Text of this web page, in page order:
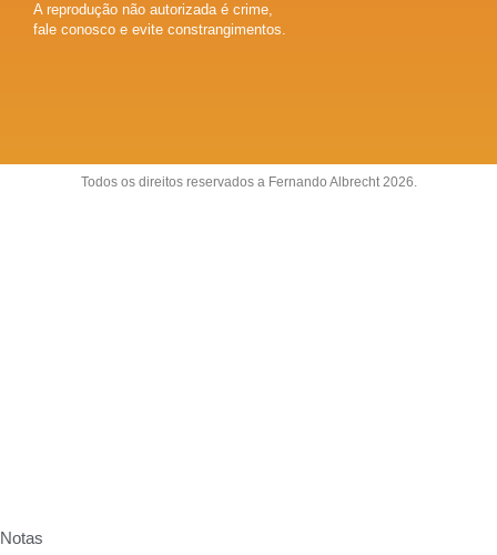
A reprodução não autorizada é crime,
fale conosco e evite constrangimentos.
Todos os direitos reservados a Fernando Albrecht 2026.
Notas